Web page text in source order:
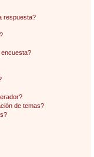
respuesta?
encuesta?
de temas?